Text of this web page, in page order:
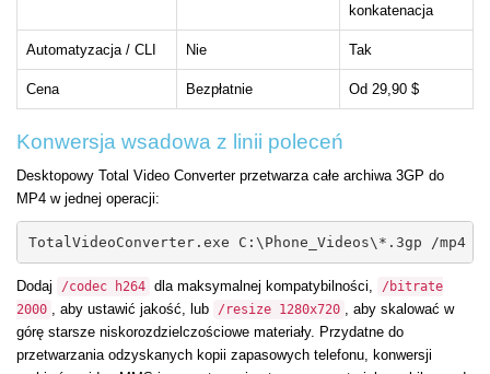
konkatenacja
Automatyzacja / CLI Nie Tak
Cena Bezpłatnie Od 29,90 $
Konwersja wsadowa z linii poleceń
Desktopowy Total Video Converter przetwarza całe archiwa 3GP do
MP4 w jednej operacji:
TotalVideoConverter.exe C:\Phone_Videos\*.3gp /mp4
Dodaj /codec h264 dla maksymalnej kompatybilności,
/bitrate
2000 , aby ustawić jakość, lub /resize 1280x720 , aby skalować w
górę starsze niskorozdzielczościowe materiały. Przydatne do
przetwarzania odzyskanych kopii zapasowych telefonu, konwersji